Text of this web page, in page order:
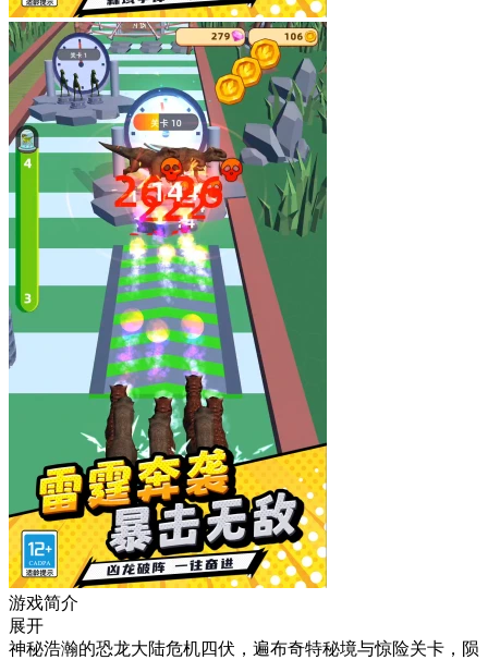
游戏简介
展开
神秘浩瀚的恐龙大陆危机四伏，遍布奇特秘境与惊险关卡，陨